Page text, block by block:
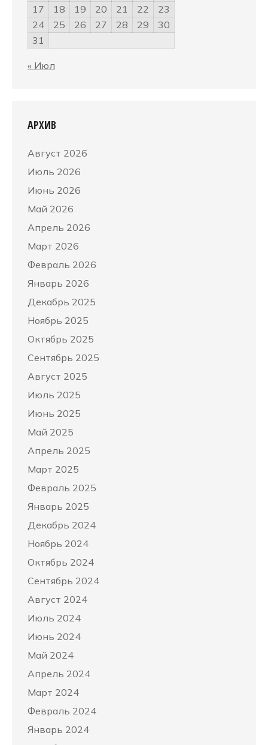
17
18 19 20 21 22
23
24
25 26 27 28 29
30
31
« Июл
АРХИВ
Август 2026
Июль 2026
Июнь 2026
Май 2026
Апрель 2026
Март 2026
Февраль 2026
Январь 2026
Декабрь 2025
Ноябрь 2025
Октябрь 2025
Сентябрь 2025
Август 2025
Июль 2025
Июнь 2025
Май 2025
Апрель 2025
Март 2025
Февраль 2025
Январь 2025
Декабрь 2024
Ноябрь 2024
Октябрь 2024
Сентябрь 2024
Август 2024
Июль 2024
Июнь 2024
Май 2024
Апрель 2024
Март 2024
Февраль 2024
Январь 2024